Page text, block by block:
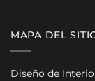
MAPA DEL
Diseño de